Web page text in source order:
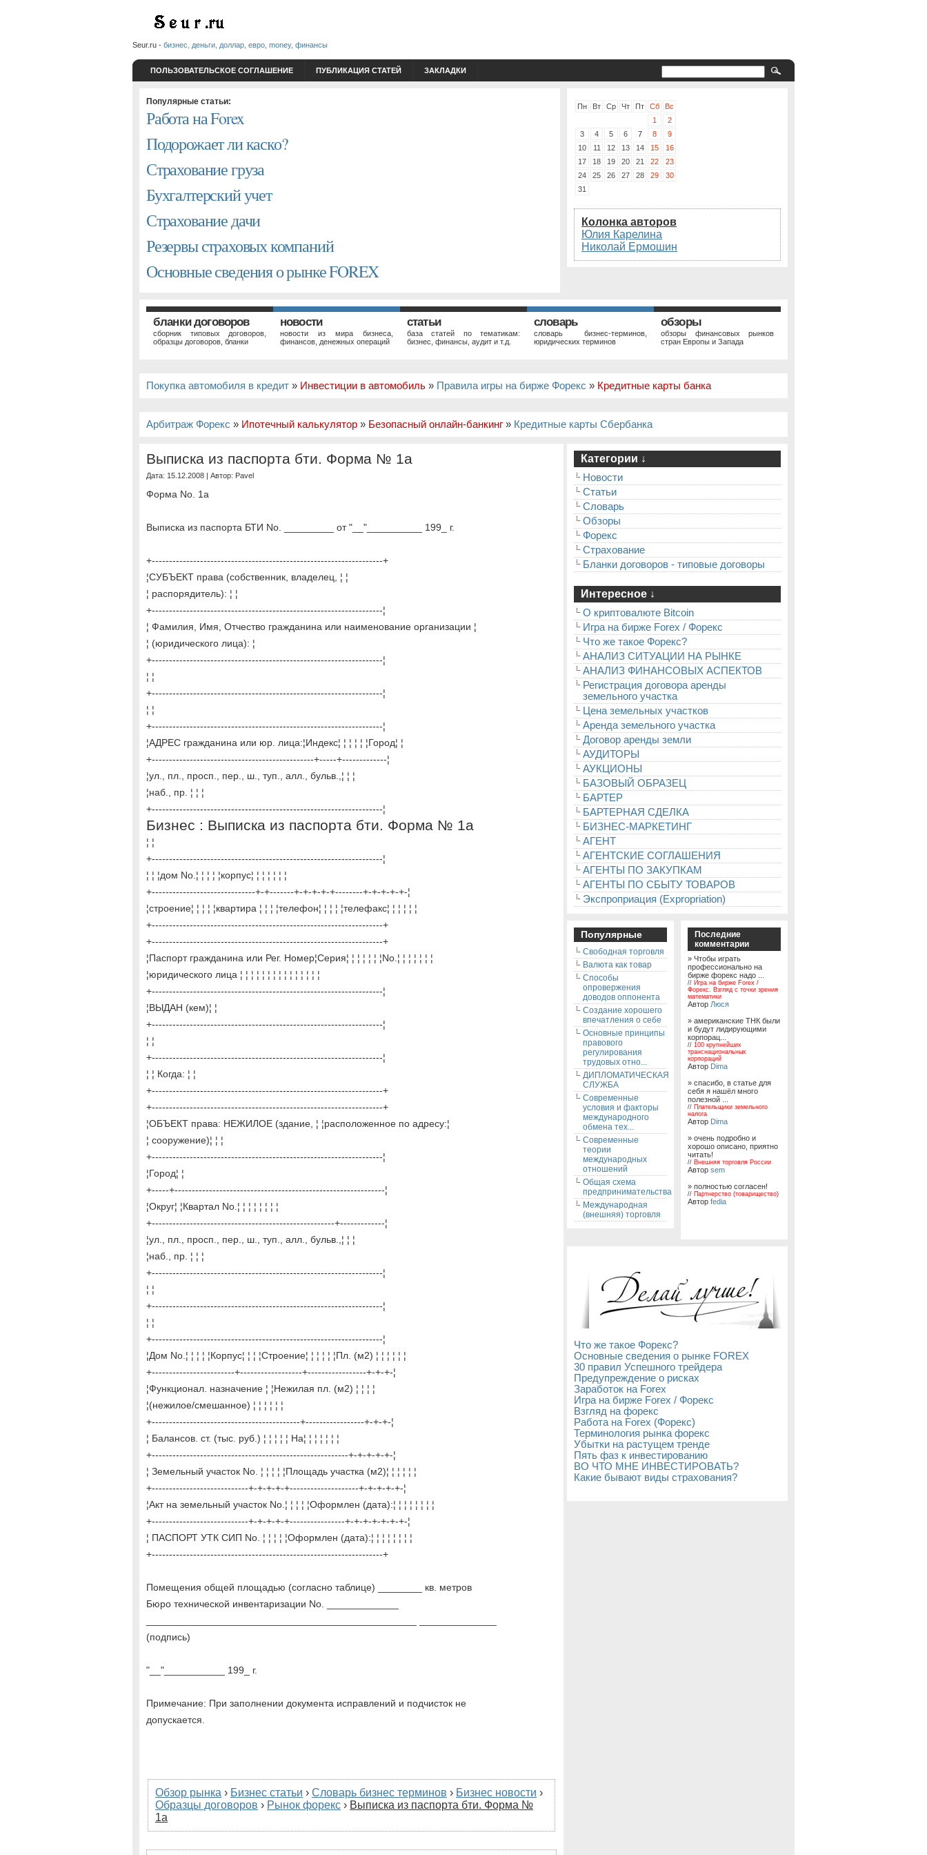
Seur.ru - бизнес, деньги, доллар, евро, money, финансы
ПОЛЬЗОВАТЕЛЬСКОЕ СОГЛАШЕНИЕ ПУБЛИКАЦИЯ СТАТЕЙ ЗАКЛАДКИ
Популярные статьи:
Работа на Forex
Подорожает ли каско?
Страхование груза
Бухгалтерский учет
Страхование дачи
Резервы страховых компаний
Основные сведения о рынке FOREX
Пн Вт Ср Чт Пт Сб
Вс
1
2
3
4 5 6 7 8
9
10
11 12 13 14 15
16
17
18 19 20 21 22
23
24
25 26 27 28 29
30
31
Колонка авторов
Юлия Карелина
Николай Ермошин
бланки договоров
сборник типовых договоров,
образцы договоров, бланки
новости
новости из мира бизнеса,
финансов, денежных операций
статьи
база статей по тематикам:
бизнес, финансы, аудит и т.д.
словарь
словарь бизнес-терминов,
юридических терминов
обзоры
обзоры финансовых рынков
стран Европы и Запада
Покупка автомобиля в кредит » Инвестиции в автомобиль » Правила игры на бирже Форекс » Кредитные карты банка
Арбитраж Форекс » Ипотечный калькулятор » Безопасный онлайн-банкинг » Кредитные карты Сбербанка
Выписка из паспорта бти. Форма № 1а
Дата: 15.12.2008 | Автор: Pavel
Форма No. 1а
Выписка из паспорта БТИ No. _________ от "__"__________ 199_ г.
+-------------------------------------------------------------------+
¦СУБЪЕКТ права (собственник, владелец, ¦ ¦
¦ распорядитель): ¦ ¦
+-------------------------------------------------------------------¦
¦ Фамилия, Имя, Отчество гражданина или наименование организации ¦
¦ (юридического лица): ¦
+-------------------------------------------------------------------¦
¦ ¦
+-------------------------------------------------------------------¦
¦ ¦
+-------------------------------------------------------------------¦
¦АДРЕС гражданина или юр. лица:¦Индекс¦ ¦ ¦ ¦ ¦ ¦Город¦ ¦
+-----------------------------------------------+-----+-------------¦
¦ул., пл., просп., пер., ш., туп., алл., бульв.,¦ ¦ ¦
¦наб., пр. ¦ ¦ ¦
+-------------------------------------------------------------------¦
Бизнес : Выписка из паспорта бти. Форма № 1а
¦ ¦
+-------------------------------------------------------------------¦
¦ ¦ ¦дом No.¦ ¦ ¦ ¦ ¦корпус¦ ¦ ¦ ¦ ¦ ¦ ¦
+------------------------------+-+-------+-+-+-+-+--------+-+-+-+-+-¦
¦строение¦ ¦ ¦ ¦ ¦квартира ¦ ¦ ¦ ¦телефон¦ ¦ ¦ ¦ ¦телефакс¦ ¦ ¦ ¦ ¦ ¦
+-------------------------------------------------------------------+
+-------------------------------------------------------------------+
¦Паспорт гражданина или Рег. Номер¦Серия¦ ¦ ¦ ¦ ¦ ¦ ¦No.¦ ¦ ¦ ¦ ¦ ¦ ¦
¦юридического лица ¦ ¦ ¦ ¦ ¦ ¦ ¦ ¦ ¦ ¦ ¦ ¦ ¦ ¦ ¦
+-------------------------------------------------------------------¦
¦ВЫДАН (кем)¦ ¦
+-------------------------------------------------------------------¦
¦ ¦
+-------------------------------------------------------------------¦
¦ ¦ Когда: ¦ ¦
+-------------------------------------------------------------------+
+-------------------------------------------------------------------+
¦ОБЪЕКТ права: НЕЖИЛОЕ (здание, ¦ ¦расположенное по адресу:¦
¦ сооружение)¦ ¦ ¦
+-------------------------------------------------------------------¦
¦Город¦ ¦
+-----+-------------------------------------------------------------¦
¦Округ¦ ¦Квартал No.¦ ¦ ¦ ¦ ¦ ¦ ¦ ¦
+-----------------------------------------------------+-------------¦
¦ул., пл., просп., пер., ш., туп., алл., бульв.,¦ ¦ ¦
¦наб., пр. ¦ ¦ ¦
+-------------------------------------------------------------------¦
¦ ¦
+-------------------------------------------------------------------¦
¦ ¦
+-------------------------------------------------------------------¦
¦Дом No.¦ ¦ ¦ ¦ ¦Корпус¦ ¦ ¦ ¦Строение¦ ¦ ¦ ¦ ¦ ¦Пл. (м2) ¦ ¦ ¦ ¦ ¦ ¦
+------------------------+------------------+-----------------+-+-+-¦
¦Функционал. назначение ¦ ¦Нежилая пл. (м2) ¦ ¦ ¦ ¦
¦(нежилое/смешанное) ¦ ¦ ¦ ¦ ¦ ¦
+-------------------------------------------+-----------------+-+-+-¦
¦ Балансов. ст. (тыс. руб.) ¦ ¦ ¦ ¦ ¦ На¦ ¦ ¦ ¦ ¦ ¦ ¦
+---------------------------------------------------------+-+-+-+-+-¦
¦ Земельный участок No. ¦ ¦ ¦ ¦ ¦Площадь участка (м2)¦ ¦ ¦ ¦ ¦ ¦
+----------------------------+-+-+-+-+--------------------+-+-+-+-+-¦
¦Акт на земельный участок No.¦ ¦ ¦ ¦ ¦Оформлен (дата):¦ ¦ ¦ ¦ ¦ ¦ ¦ ¦
+----------------------------+-+-+-+-+----------------+-+-+-+-+-+-+-¦
¦ ПАСПОРТ УТК СИП No. ¦ ¦ ¦ ¦ ¦Оформлен (дата):¦ ¦ ¦ ¦ ¦ ¦ ¦ ¦
+-------------------------------------------------------------------+
Помещения общей площадью (согласно таблице) ________ кв. метров
Бюро технической инвентаризации No. _____________
(подпись)
"__"___________ 199_ г.
Примечание: При заполнении документа исправлений и подчисток не
допускается.
Обзор рынка › Бизнес статьи › Словарь бизнес терминов › Бизнес новости ›
Образцы договоров › Рынок форекс › Выписка из паспорта бти. Форма №
1а
Категории ↓
Новости
Статьи
Словарь
Обзоры
Форекс
Страхование
Бланки договоров - типовые договоры
Интересное ↓
О криптовалюте Bitcoin
Игра на бирже Forex / Форекс
Что же такое Форекс?
АНАЛИЗ СИТУАЦИИ НА РЫНКЕ
АНАЛИЗ ФИНАНСОВЫХ АСПЕКТОВ
Регистрация договора аренды
земельного участка
Цена земельных участков
Аренда земельного участка
Договор аренды земли
АУДИТОРЫ
АУКЦИОНЫ
БАЗОВЫЙ ОБРАЗЕЦ
БАРТЕР
БАРТЕРНАЯ СДЕЛКА
БИЗНЕС-МАРКЕТИНГ
АГЕНТ
АГЕНТСКИЕ СОГЛАШЕНИЯ
АГЕНТЫ ПО ЗАКУПКАМ
АГЕНТЫ ПО СБЫТУ ТОВАРОВ
Экспроприация (Expropriation)
Популярные
Свободная торговля
Валюта как товар
Способы
опровержения
доводов оппонента
Создание хорошего
впечатления о себе
Основные принципы
правового
регулирования
трудовых отно...
ДИПЛОМАТИЧЕСКАЯ
СЛУЖБА
Современные
условия и факторы
международного
обмена тех...
Современные
теории
международных
отношений
Общая схема
предпринимательства
Международная
(внешняя) торговля
Последние
комментарии
» Чтобы играть
профессионально на
бирже форекс надо ...
// Игра на бирже Forex /
Форекс. Взгляд с точки зрения
математики
Автор Люся
» американские ТНК были
и будут лидирующими
корпорац...
// 100 крупнейших
транснациональных
корпораций
Автор Dima
» спасибо, в статье для
себя я нашёл много
полезной ...
// Плательщики земельного
налога
Автор Dima
» очень подробно и
хорошо описано, приятно
читать!
// Внешняя торговля России
Автор sem
» полностью согласен!
// Партнерство (товарищество)
Автор fedia
Что же такое Форекс?
Основные сведения о рынке FOREX
30 правил Успешного трейдера
Предупреждение о рисках
Заработок на Forex
Игра на бирже Forex / Форекс
Взгляд на форекс
Работа на Forex (Форекс)
Терминология рынка форекс
Убытки на растущем тренде
Пять фаз к инвестированию
ВО ЧТО МНЕ ИНВЕСТИРОВАТЬ?
Какие бывают виды страхования?